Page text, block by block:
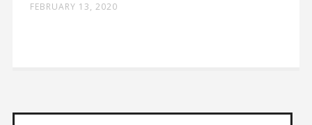
FEBRUARY 13, 2020